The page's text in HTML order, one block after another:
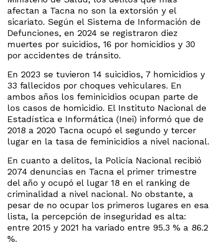
afectan a Tacna no son la extorsión y el
sicariato. Según el Sistema de Información de
Defunciones, en 2024 se registraron diez
muertes por suicidios, 16 por homicidios y 30
por accidentes de tránsito.
En 2023 se tuvieron 14 suicidios, 7 homicidios y
33 fallecidos por choques vehiculares. En
ambos años los feminicidios ocupan parte de
los casos de homicidio. El Instituto Nacional de
Estadística e Informática (Inei) informó que de
2018 a 2020 Tacna ocupó el segundo y tercer
lugar en la tasa de feminicidios a nivel nacional.
En cuanto a delitos, la Policía Nacional recibió
2074 denuncias en Tacna el primer trimestre
del año y ocupó el lugar 18 en el ranking de
criminalidad a nivel nacional. No obstante, a
pesar de no ocupar los primeros lugares en esa
lista, la percepción de inseguridad es alta:
entre 2015 y 2021 ha variado entre 95.3 % a 86.2
%.